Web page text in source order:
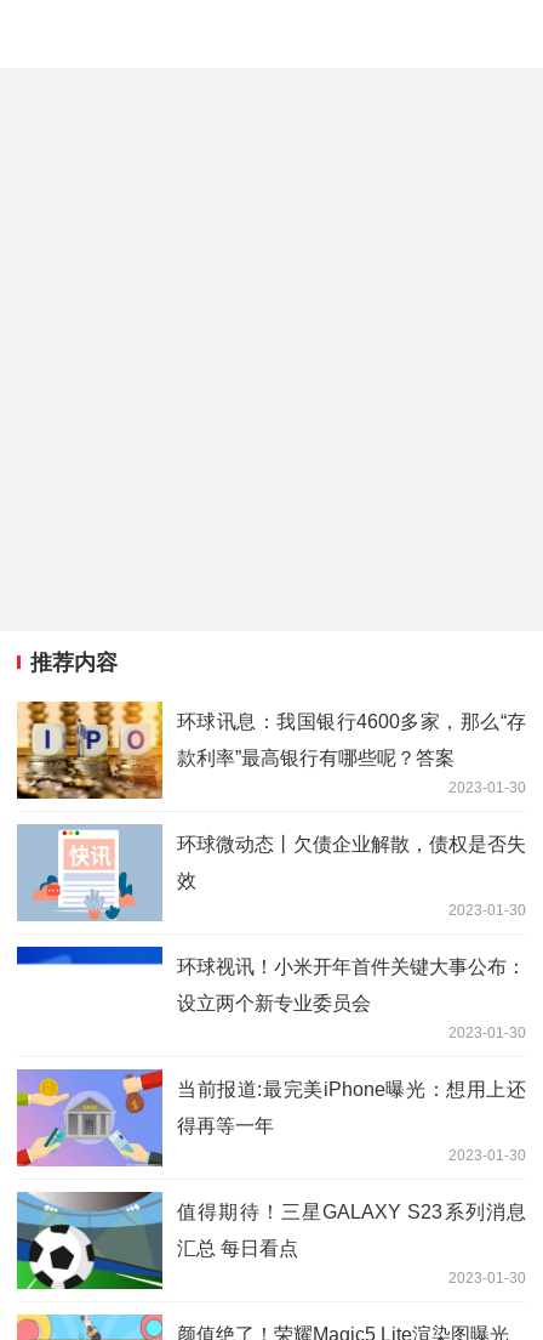
推荐内容
环球讯息：我国银行4600多家，那么“存
款利率”最高银行有哪些呢？答案
2023-01-30
环球微动态丨欠债企业解散，债权是否失
效
2023-01-30
环球视讯！小米开年首件关键大事公布：
设立两个新专业委员会
2023-01-30
当前报道:最完美iPhone曝光：想用上还
得再等一年
2023-01-30
值得期待！三星GALAXY S23系列消息
汇总 每日看点
2023-01-30
颜值绝了！荣耀Magic5 Lite渲染图曝光